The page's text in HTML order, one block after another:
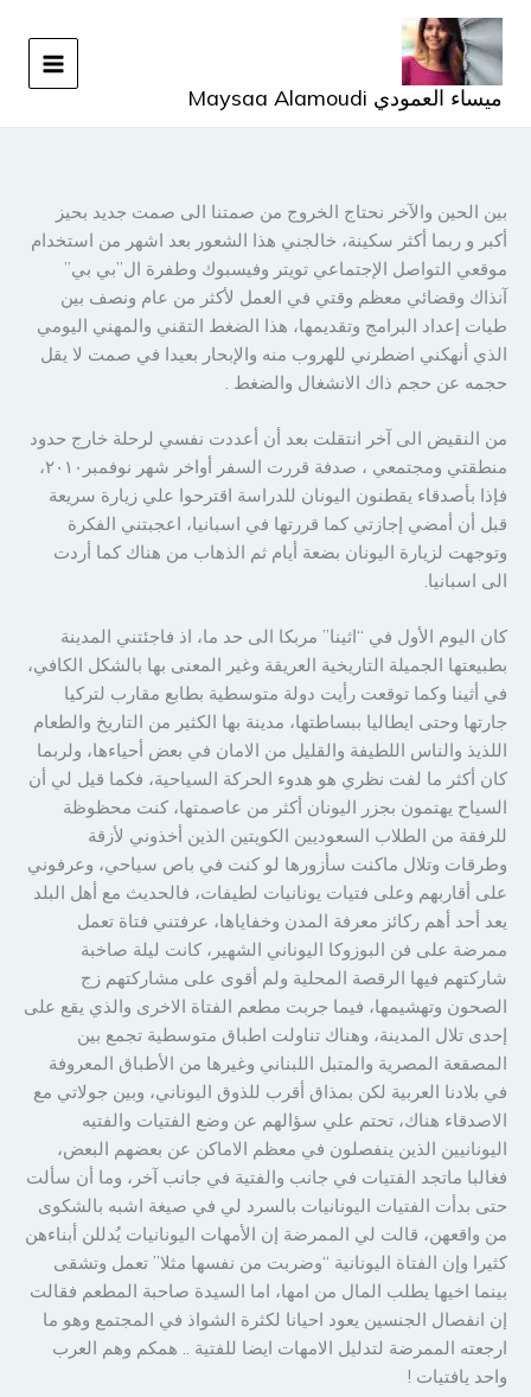
تخطي
المحتوى
ميساء العمودي Maysaa Alamoudi
بين الحين والآخر نحتاج الخروج من صمتنا الى صمت جديد بحيز
أكبر و ربما أكثر سكينة، خالجني هذا الشعور بعد اشهر من استخدام
موقعي التواصل الإجتماعي تويتر وفيسبوك وطفرة ال”بي بي”
آنذاك وقضائي معظم وقتي في العمل لأكثر من عام ونصف بين
طيات إعداد البرامج وتقديمها، هذا الضغط التقني والمهني اليومي
الذي أنهكني اضطرني للهروب منه والإبحار بعيدا في صمت لا يقل
حجمه عن حجم ذاك الانشغال والضغط .
من النقيض الى آخر انتقلت بعد أن أعددت نفسي لرحلة خارج حدود
منطقتي ومجتمعي ، صدفة قررت السفر أواخر شهر نوفمبر٢٠١٠،
فإذا بأصدقاء يقطنون اليونان للدراسة اقترحوا علي زيارة سريعة
قبل أن أمضي إجازتي كما قررتها في اسبانيا، اعجبتني الفكرة
وتوجهت لزيارة اليونان بضعة أيام ثم الذهاب من هناك كما أردت
الى اسبانيا.
كان اليوم الأول في “اثينا” مربكا الى حد ما، اذ فاجئتني المدينة
بطبيعتها الجميلة التاريخية العريقة وغير المعنى بها بالشكل الكافي،
في أثينا وكما توقعت رأيت دولة متوسطية بطابع مقارب لتركيا
جارتها وحتى ايطاليا ببساطتها، مدينة بها الكثير من التاريخ والطعام
اللذيذ والناس اللطيفة والقليل من الامان في بعض أحياءها، ولربما
كان أكثر ما لفت نظري هو هدوء الحركة السياحية، فكما قيل لي أن
السياح يهتمون بجزر اليونان أكثر من عاصمتها، كنت محظوظة
للرفقة من الطلاب السعوديين الكويتين الذين أخذوني لأزقة
وطرقات وتلال ماكنت سأزورها لو كنت في باص سياحي، وعرفوني
على أقاربهم وعلى فتيات يونانيات لطيفات، فالحديث مع أهل البلد
يعد أحد أهم ركائز معرفة المدن وخفاياها، عرفتني فتاة تعمل
ممرضة على فن البوزوكا اليوناني الشهير، كانت ليلة صاخبة
شاركتهم فيها الرقصة المحلية ولم أقوى على مشاركتهم زج
الصحون وتهشيمها، فيما جربت مطعم الفتاة الاخرى والذي يقع على
إحدى تلال المدينة، وهناك تناولت اطباق متوسطية تجمع بين
المصقعة المصرية والمتبل اللبناني وغيرها من الأطباق المعروفة
في بلادنا العربية لكن بمذاق أقرب للذوق اليوناني، وبين جولاتي مع
الاصدقاء هناك، تحتم علي سؤالهم عن وضع الفتيات والفتيه
اليونانيين الذين ينفصلون في معظم الاماكن عن بعضهم البعض،
فغالبا ماتجد الفتيات في جانب والفتية في جانب آخر، وما أن سألت
حتى بدأت الفتيات اليونانيات بالسرد لي في صيغة اشبه بالشكوى
من واقعهن، قالت لي الممرضة إن الأمهات اليونانيات يُدللن أبناءهن
كثيرا وإن الفتاة اليونانية “وضربت من نفسها مثلا” تعمل وتشقى
بينما اخيها يطلب المال من امها، اما السيدة صاحبة المطعم فقالت
إن انفصال الجنسين يعود احيانا لكثرة الشواذ في المجتمع وهو ما
ارجعته الممرضة لتدليل الامهات ايضا للفتية .. همكم وهم العرب
واحد يافتيات !